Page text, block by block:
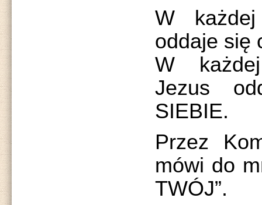
W
oddaje się
W
Jezus
SIEBIE.
Przez
mówi do
TWÓJ”.